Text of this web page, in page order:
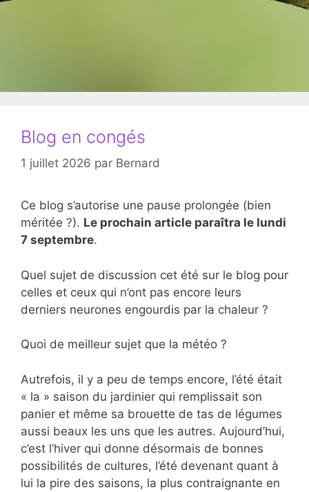
Blog en congés
1 juillet 2026 par Bernard
Ce blog s’autorise une pause prolongée (bien
méritée ?). Le prochain article paraîtra le lundi
7 septembre.
Quel sujet de discussion cet été sur le blog pour
celles et ceux qui n’ont pas encore leurs
derniers neurones engourdis par la chaleur ?
Quoi de meilleur sujet que la météo ?
Autrefois, il y a peu de temps encore, l’été était
« la » saison du jardinier qui remplissait son
panier et même sa brouette de tas de légumes
aussi beaux les uns que les autres. Aujourd’hui,
c’est l’hiver qui donne désormais de bonnes
possibilités de cultures, l’été devenant quant à
lui la pire des saisons, la plus contraignante en